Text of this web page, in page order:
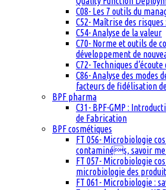
C08- Les 7 outils du
C52- Maîtrise des
C54- Analyse de la valeur
C70- Norme et outils de
développement de
C72- Techniques
C86- Analyse des modes
facteurs de fidélisation
BPF pharma
C31- BPF-GMP :
de Fabrication
BPF cosmétiques
FT 056- Microbiologie
contaminés, savoir
FT 057- Microbiologie
microbiologie des
FT 061- Microbiologie :